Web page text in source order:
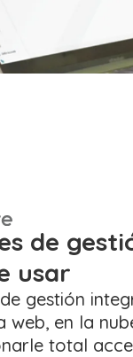
de
usar
gestión
web, en la
total